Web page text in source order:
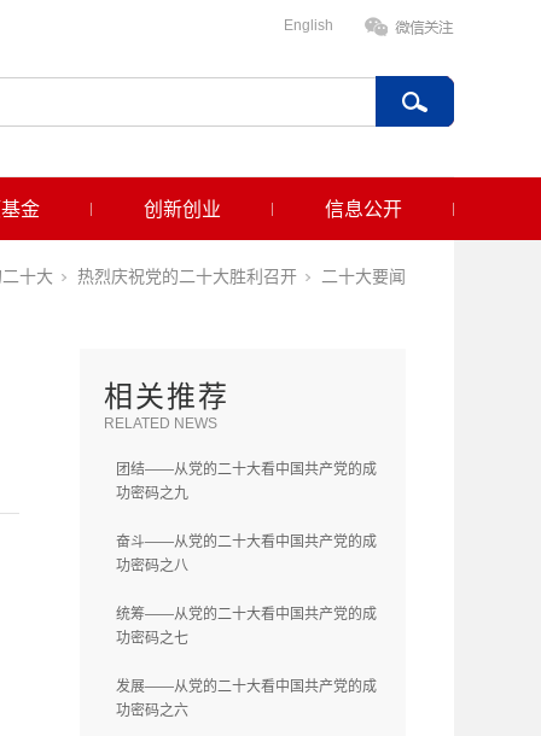
English
金 创新创业 信息公开
十大 热烈庆祝党的二十大胜利召开 二十大要闻
相关推荐
RELATED NEWS
团结——从党的二十大看中国共产党的成
功密码之九
奋斗——从党的二十大看中国共产党的成
功密码之八
统筹——从党的二十大看中国共产党的成
功密码之七
发展——从党的二十大看中国共产党的成
功密码之六